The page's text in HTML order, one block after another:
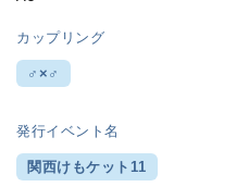
カップリング
♂×♂
発行イベント名
関西けもケット11